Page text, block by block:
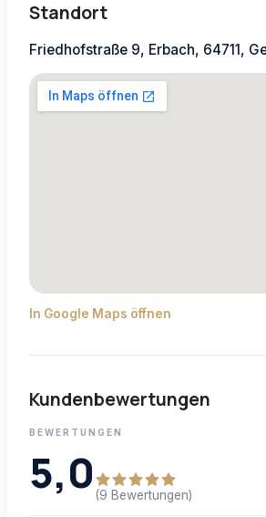
Standort
Friedhofstraße 9, Erbach, 64711,
In Google Maps öffnen
Kundenbewertungen
BEWERTUNGEN
5,0 (9 Bewertungen)